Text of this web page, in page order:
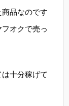
品なのです
オクで売っ
十分稼げて